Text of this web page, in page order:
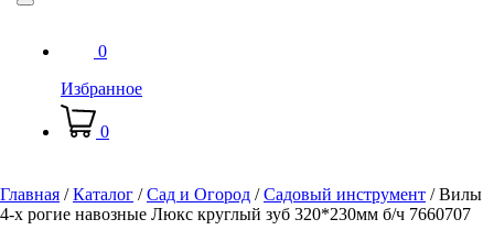
0
Избранное
0
Главная /Каталог /Сад и Огород /Садовый инструмент /Вилы
4-х рогие навозные Люкс круглый зуб 320*230мм б/ч 7660707